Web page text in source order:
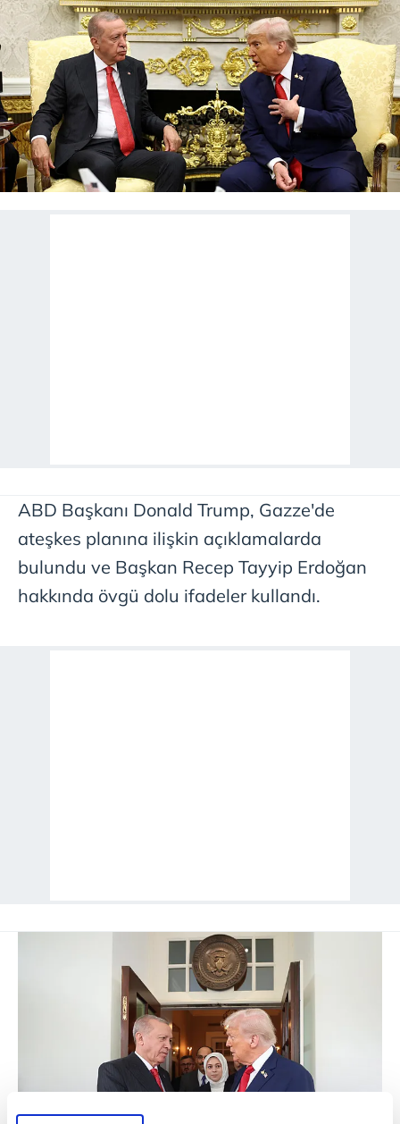
ABD Başkanı Donald Trump, Gazze'de
ateşkes planına ilişkin açıklamalarda
bulundu ve Başkan Recep Tayyip Erdoğan
hakkında övgü dolu ifadeler kullandı.